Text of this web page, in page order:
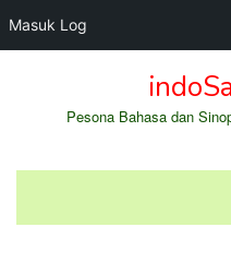
Masuk Log
Pesona Bahasa dan